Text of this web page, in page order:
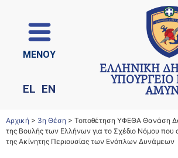
ΜΕΝΟΥ
EL EN
ΕΛΛΗΝΙΚΗ
ΥΠΟΥΡΓΕΙΟ
Αρχική > 3η Θέση > Τοποθέτηση ΥΦΕΘΑ Θανάση
της Βουλής των Ελλήνων για το Σχέδιο Νόμου που
της Ακίνητης Περιουσίας των Ενόπλων Δυνάμεων